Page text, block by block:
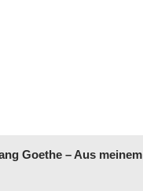
Goethe – Aus meinem